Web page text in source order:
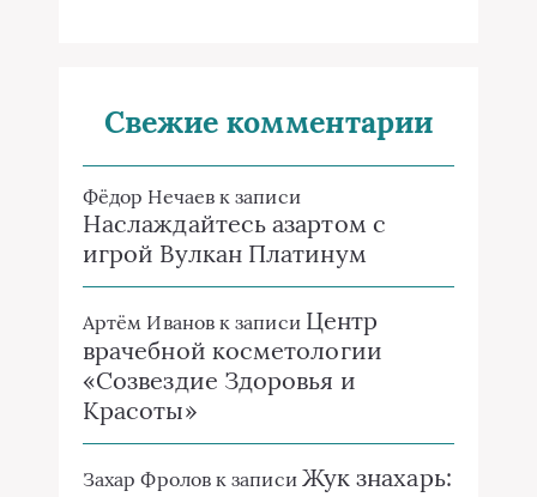
Свежие комментарии
Фёдор Нечаевк записи
Наслаждайтесь азартом с
игрой Вулкан Платинум
Артём Ивановк записи Центр
врачебной косметологии
«Созвездие Здоровья и
Красоты»
Захар Фроловк записи Жук знахарь: